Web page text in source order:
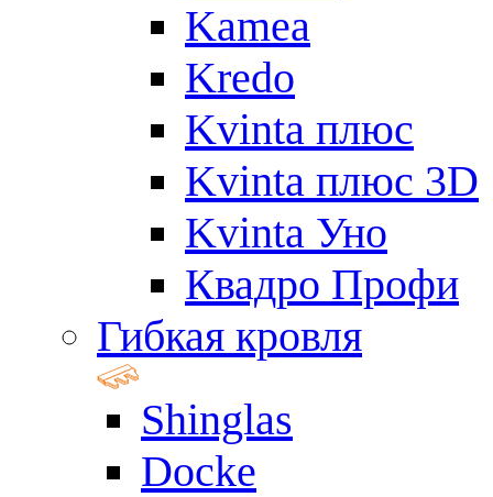
Kamea
Kredo
Kvinta плюс
Kvinta плюс 3D
Kvinta Уно
Квадро Профи
Гибкая кровля
Shinglas
Docke